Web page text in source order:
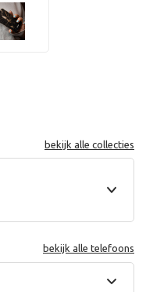
bekijk alle collecties
bekijk alle telefoons